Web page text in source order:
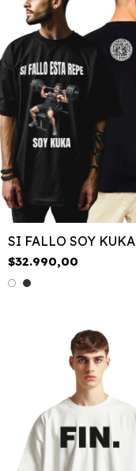
SI FALLO SOY KUKA
$32.990,00